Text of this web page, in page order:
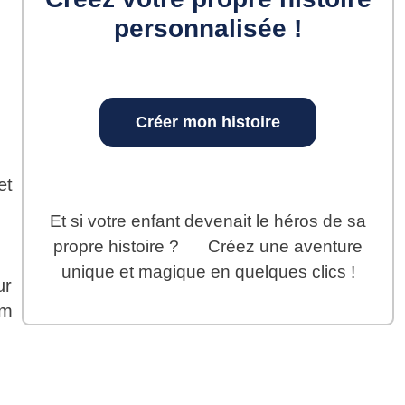
personnalisée !
Créer mon histoire
Et si votre enfant devenait le héros de sa
propre histoire ?
Créez une aventure
unique et magique en quelques clics !